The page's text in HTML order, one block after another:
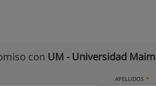
con UM - Universidad
APELLIDOS